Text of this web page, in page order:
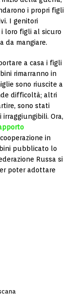
i propri figli
I genitori
loro figli al sicuro
da mangiare.
a casa i figli
rimarranno in
sono riuscite a
difficoltà; altri
sono stati
Ora,
in
pubblicato lo
Russa si
poter adottare